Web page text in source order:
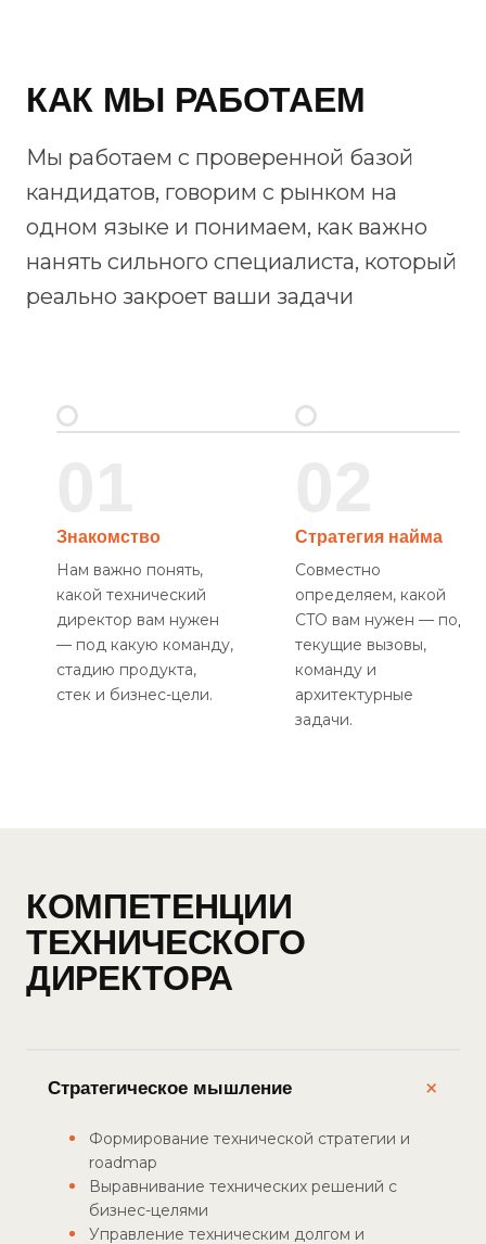
КАК МЫ РАБОТАЕМ
Мы работаем с проверенной базой
кандидатов, говорим с рынком на
одном языке и понимаем, как важно
нанять сильного специалиста, который
реально закроет ваши задачи
Знакомство
Нам важно понять,
какой технический
директор вам нужен
— под какую команду,
стадию продукта,
стек и бизнес-цели.
Стратегия найма
Совместно
определяем, какой
CTO вам нужен — под
текущие вызовы,
команду и
архитектурные
задачи.
КОМПЕТЕНЦИИ
ТЕХНИЧЕСКОГО
ДИРЕКТОРА
Стратегическое мышление +
Формирование технической стратегии и
roadmap
Выравнивание технических решений с
бизнес-целями
Управление техническим долгом и